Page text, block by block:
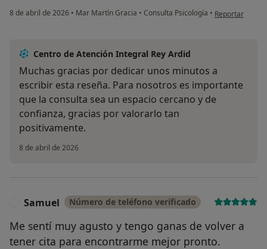
8 de abril de 2026 • Mar Martín Gracia • Consulta Psicología • en opinión del
Reportar
Centro de Atención Integral Rey Ardid
Muchas gracias por dedicar unos minutos a
escribir esta reseña. Para nosotros es importante
que la consulta sea un espacio cercano y de
confianza, gracias por valorarlo tan
positivamente.
8 de abril de 2026
Samuel Número de teléfono verificado
Me sentí muy agusto y tengo ganas de volver a
tener cita para encontrarme mejor pronto.